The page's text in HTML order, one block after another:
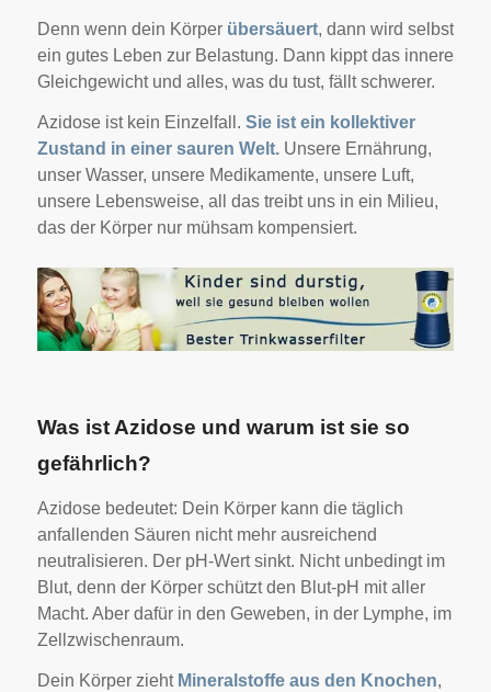
Denn wenn dein Körper übersäuert, dann wird selbst
ein gutes Leben zur Belastung. Dann kippt das innere
Gleichgewicht und alles, was du tust, fällt schwerer.
Azidose ist kein Einzelfall. Sie ist ein kollektiver
Zustand in einer sauren Welt.Unsere Ernährung,
unser Wasser, unsere Medikamente, unsere Luft,
unsere Lebensweise, all das treibt uns in ein Milieu,
das der Körper nur mühsam kompensiert.
Was ist Azidose und warum ist sie so
gefährlich?
Azidose bedeutet: Dein Körper kann die täglich
anfallenden Säuren nicht mehr ausreichend
neutralisieren. Der pH-Wert sinkt. Nicht unbedingt im
Blut, denn der Körper schützt den Blut-pH mit aller
Macht. Aber dafür in den Geweben, in der Lymphe, im
Zellzwischenraum.
Dein Körper zieht Mineralstoffe aus den Knochen,